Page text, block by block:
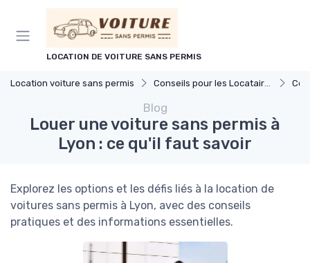
LOCATION DE VOITURE SANS PERMIS
Location voiture sans permis Conseils pour les Locataires
Blog
Louer une voiture sans permis à
Lyon : ce qu'il faut savoir
Explorez les options et les défis liés à la location de
voitures sans permis à Lyon, avec des conseils
pratiques et des informations essentielles.